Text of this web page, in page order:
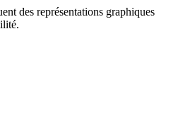
des représentations graphiques